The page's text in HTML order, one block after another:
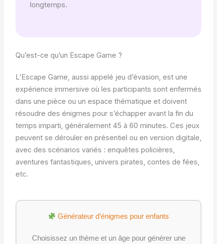
longtemps.
Qu’est-ce qu’un Escape Game ?
L’Escape Game, aussi appelé jeu d’évasion, est une
expérience immersive où les participants sont enfermés
dans une pièce ou un espace thématique et doivent
résoudre des énigmes pour s’échapper avant la fin du
temps imparti, généralement 45 à 60 minutes. Ces jeux
peuvent se dérouler en présentiel ou en version digitale,
avec des scénarios variés : enquêtes policières,
aventures fantastiques, univers pirates, contes de fées,
etc.
Générateur d’énigmes pour enfants
Choisissez un thème et un âge pour générer une